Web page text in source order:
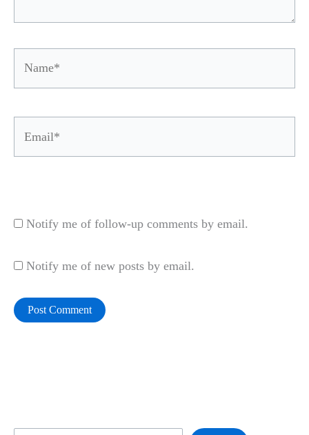
Notify me of follow-up comments by email.
Notify me of new posts by email.